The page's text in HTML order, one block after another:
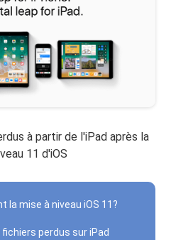
à partir de l'iPad après la
11 d'iOS
la mise à niveau iOS 11?
perdus sur iPad